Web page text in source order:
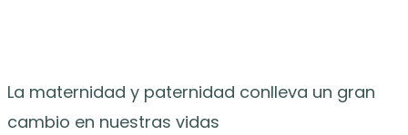
La maternidad y paternidad conlleva un gran
cambio en nuestras vidas